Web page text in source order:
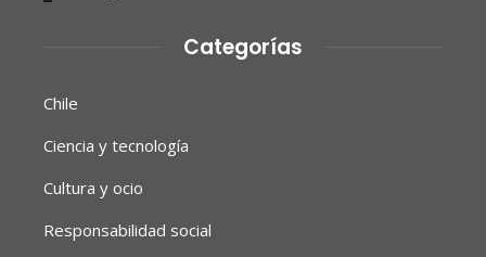
Categorías
Chile
Ciencia y tecnología
Cultura y ocio
Responsabilidad social